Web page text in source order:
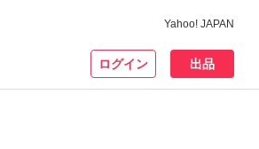
Yahoo! JAPAN
ログイン 出品